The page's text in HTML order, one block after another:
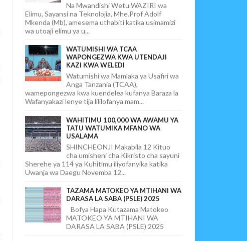
Na Mwandishi Wetu WAZIRI wa
Elimu, Sayansi na Teknolojia, Mhe.Prof Adolf
Mkenda (Mb), amesema uthabiti katika usimamizi
wa utoaji elimu ya u...
WATUMISHI WA TCAA
WAPONGEZWA KWA UTENDAJI
KAZI KWA WELEDI
Watumishi wa Mamlaka ya Usafiri wa
Anga Tanzania (TCAA),
wamepongezwa kwa kuendelea kufanya Baraza la
Wafanyakazi lenye tija lililofanya mam...
WAHITIMU 100,000 WA AWAMU YA
TATU WATUMIKA MFANO WA
USALAMA
SHINCHEONJI Makabila 12 Kituo
cha umisheni cha Kikristo cha sayuni
Sherehe ya 114 ya Kuhitimu iliyofanyika katika
Uwanja wa Daegu Novemba 12...
TAZAMA MATOKEO YA MTIHANI WA
DARASA LA SABA (PSLE) 2025
Bofya Hapa Kutazama Matokeo
MATOKEO YA MTIHANI WA
DARASA LA SABA (PSLE) 2025